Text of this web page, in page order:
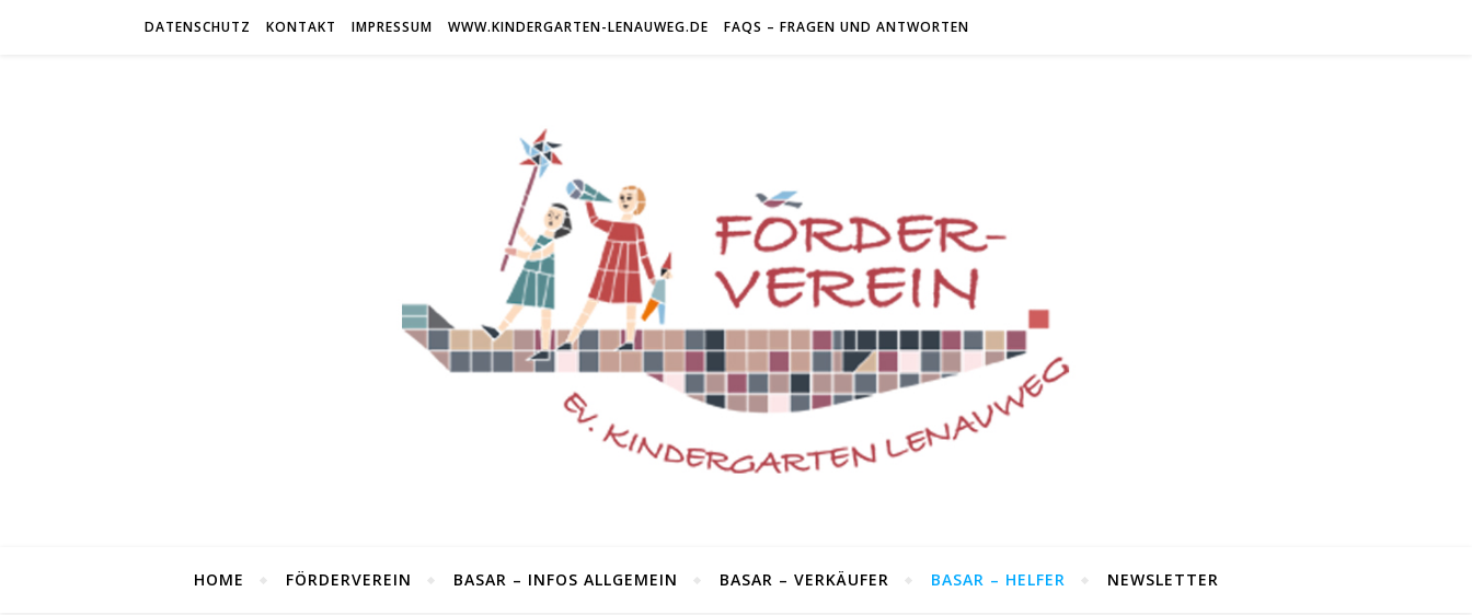
DATENSCHUTZ KONTAKT IMPRESSUM WWW.KINDERGARTEN-LENAUWEG.DE FAQS – FRAGEN UND ANTWORTEN
HOME FÖRDERVEREIN BASAR – INFOS ALLGEMEIN BASAR – VERKÄUFER BASAR – HELFER NEWSLETTER